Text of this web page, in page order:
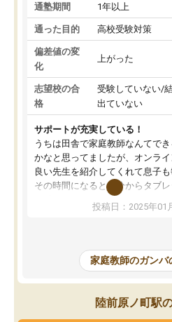
通塾期間 1年以上
通った目的 高校受験対策
偏差値の変
化
上がった
志望校の合
格
受験していない/
出ていない
サポートが充実している！
うちは田舎で家庭教師なんてで
かなと思ってましたが、オンラ
良い先生を紹介してくれて息子も
その時間になると自分からタブレ
を開いてzoomを繋げるようにな
た！5科目なんでもOKなのもとて
めて1年ほどだった今では平均点
科目が増えてきました！あと1年
であるので無料の週末教室を使
がら頑張って欲しいと思います！
投稿日：2025年01
家庭教師のガンバ
陸前原ノ町駅